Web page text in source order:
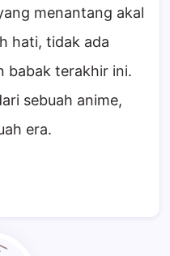
menantang akal
hati, tidak ada
babak terakhir ini.
sebuah anime,
era.